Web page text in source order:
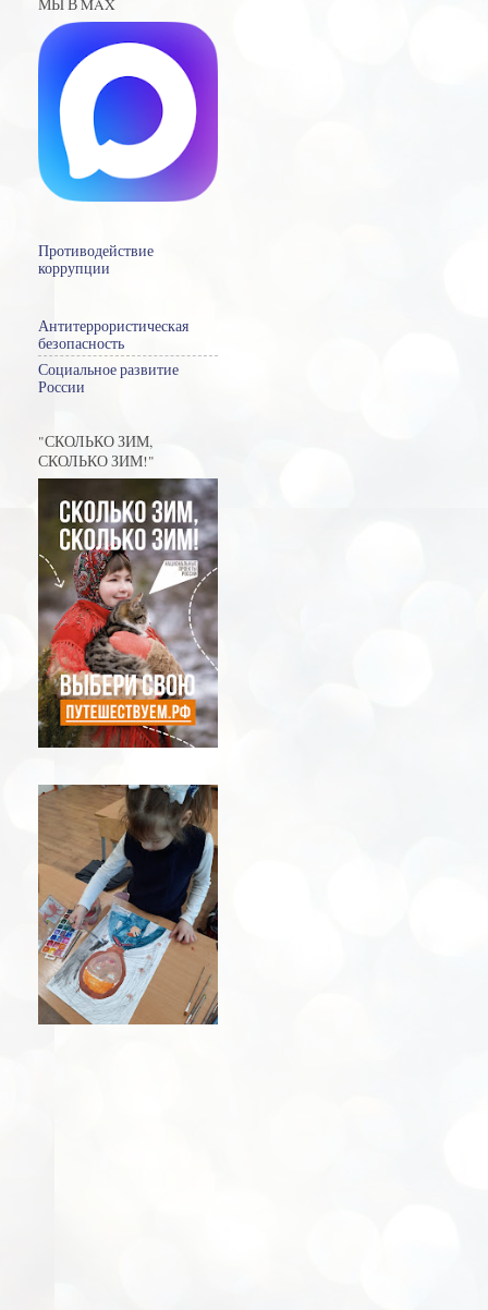
МЫ В MAX
Противодействие
коррупции
Антитеррористическая
безопасность
Социальное развитие
России
"СКОЛЬКО ЗИМ,
СКОЛЬКО ЗИМ!"